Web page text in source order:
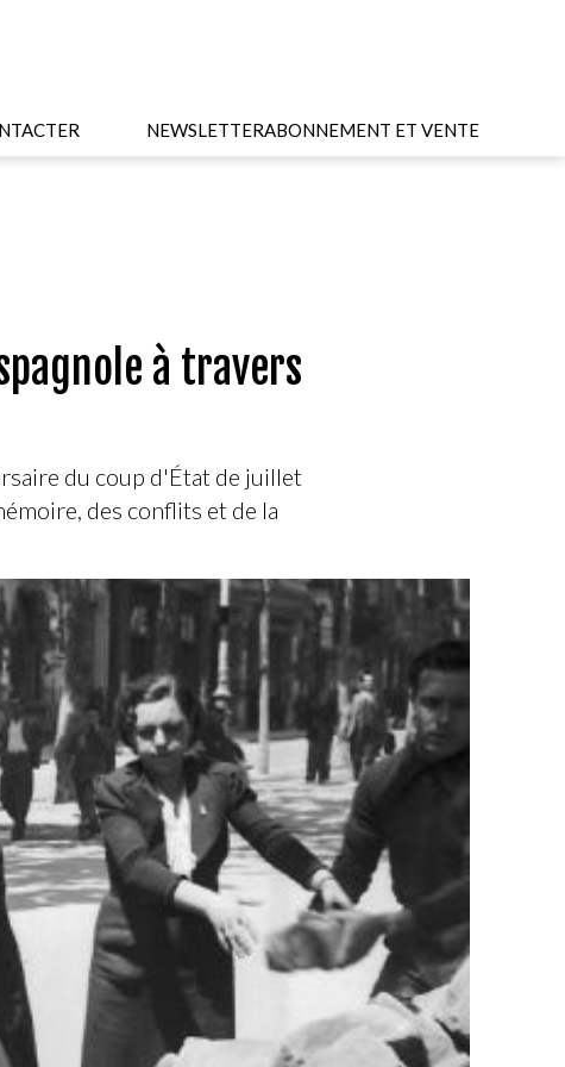
NEWSLETTERABONNEMENT ET VENTE
à travers
du coup d'État de juillet
des conflits et de la